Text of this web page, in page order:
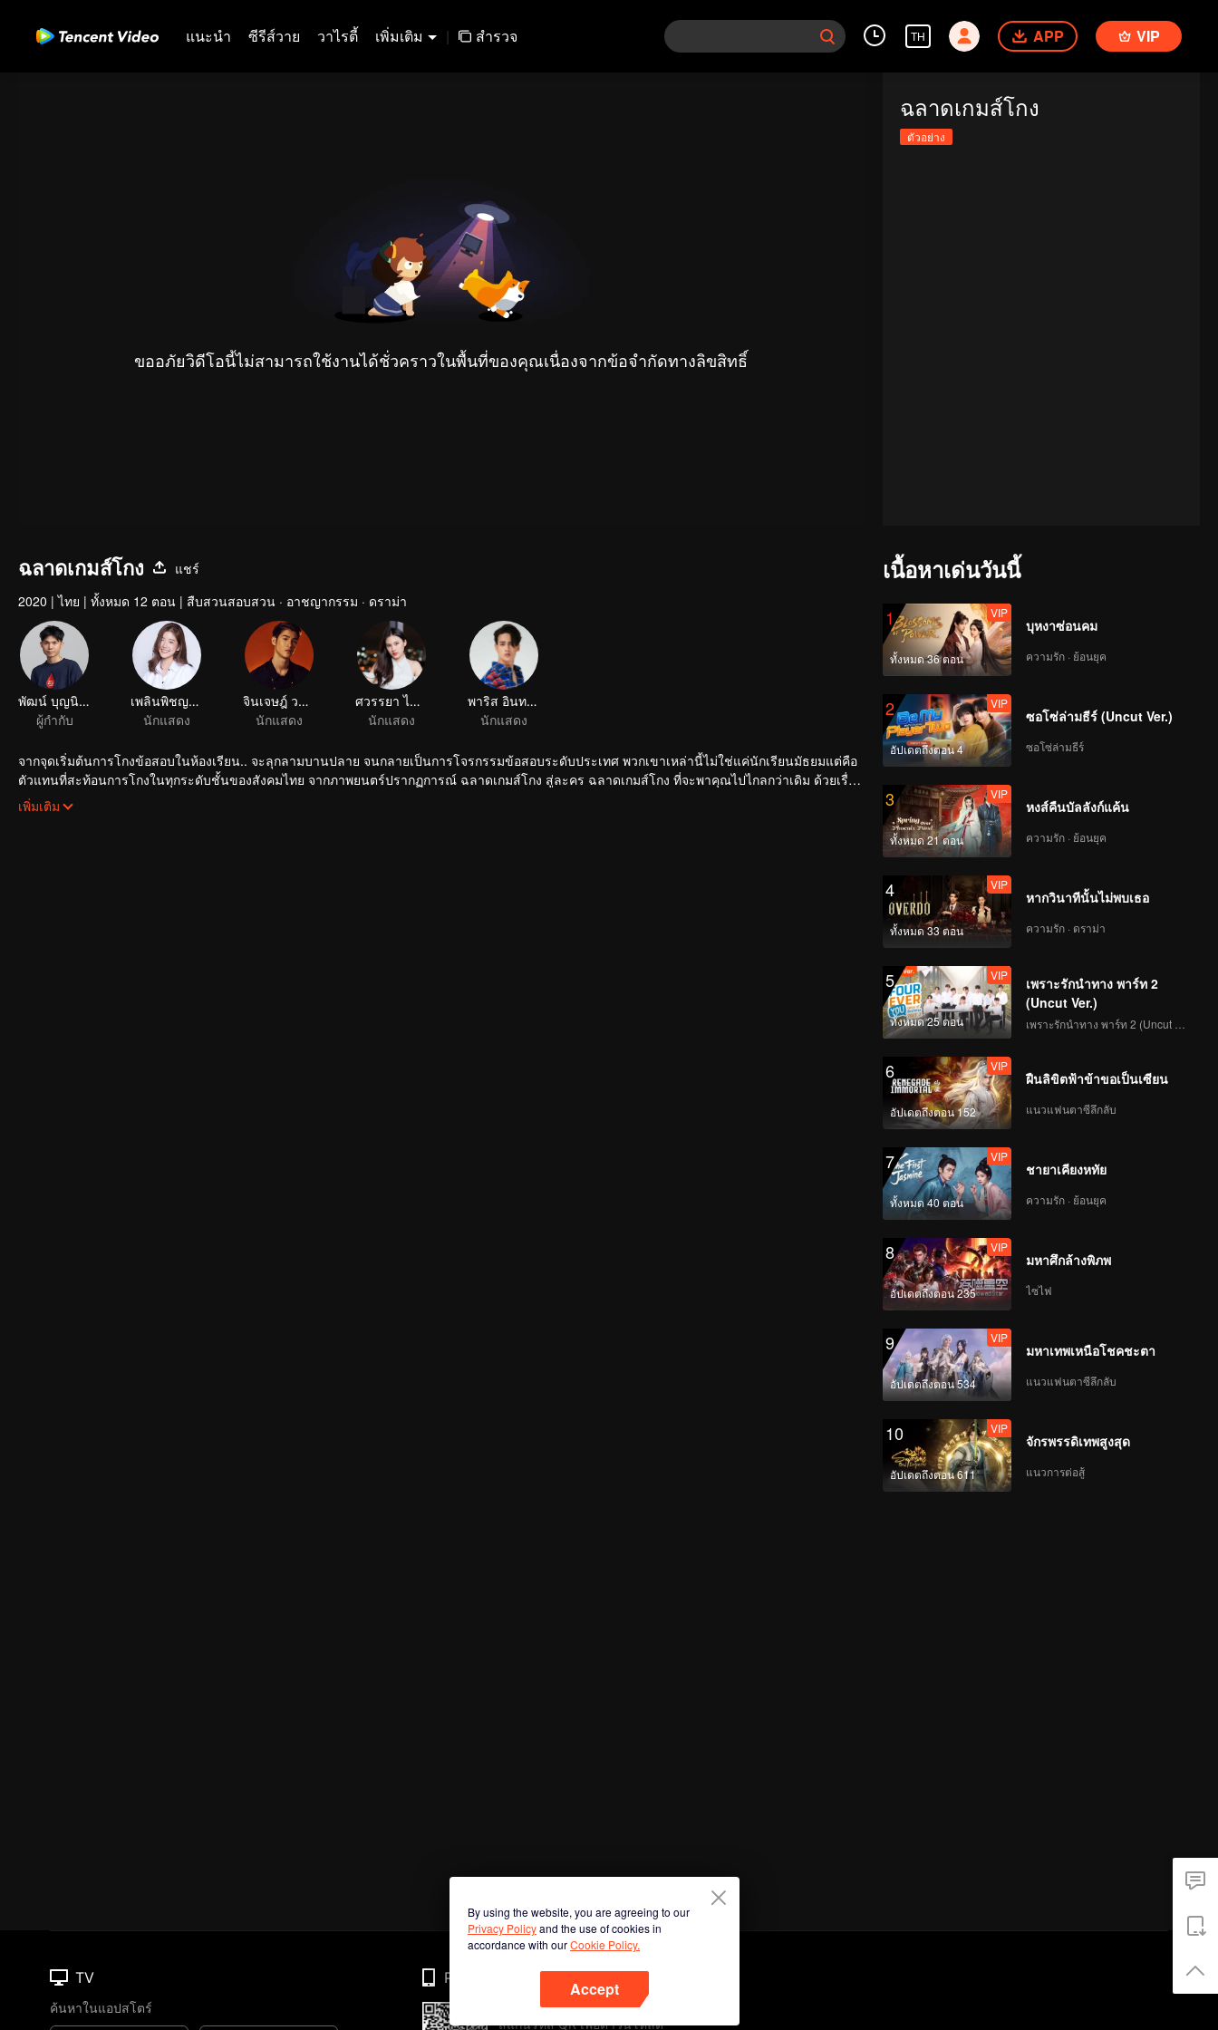
แนะนำ ซีรีส์วาย วาไรตี้ เพิ่มเติม | สำรวจ TH APP VIP
ขออภัยวิดีโอนี้ไม่สามารถใช้งานได้ชั่วคราวในพื้นที่ของคุณเนื่องจากข้อจำกัดทางลิขสิทธิ์
ฉลาดเกมส์โกง
ตัวอย่าง
ฉลาดเกมส์โกง
แชร์
2020 | ไทย | ทั้งหมด 12 ตอน | สืบสวนสอบสวน · อาชญากรรม · ดราม่า
พัฒน์ บุญนิธิพัฒน์
ผู้กำกับ
เพลินพิชญา โกมลารชุน
นักแสดง
จินเจษฎ์ วรรธนะสิน
นักแสดง
ศวรรยา ไพศาลพยัคฆ์
นักแสดง
พาริส อินทรโกมาลย์สุต
นักแสดง
จากจุดเริ่มต้นการโกงข้อสอบในห้องเรียน.. จะลุกลามบานปลาย จนกลายเป็นการโจรกรรมข้อสอบระดับประเทศ พวกเขาเหล่านี้ไม่ใช่แค่นักเรียนมัธยมแต่คือ
ตัวแทนที่สะท้อนการโกงในทุกระดับชั้นของสังคมไทย จากภาพยนตร์ปรากฏการณ์ ฉลาดเกมส์โกง สู่ละคร ฉลาดเกมส์โกง ที่จะพาคุณไปไกลกว่าเดิม ด้วยเรื่อง
ราว ตัวละคร และบทสรุป ที่ใหญ่กว่า ใหม่กว่า และท้าทายยิ่งกว่า!
เพิ่มเติม
เนื้อหาเด่นวันนี้
1
ทั้งหมด 36 ตอน
VIP
บุหงาซ่อนคม
ความรัก · ย้อนยุค
2
อัปเดตถึงตอน 4
VIP
ซอโซ่ล่ามธีร์ (Uncut Ver.)
ซอโซ่ล่ามธีร์
3
ทั้งหมด 21 ตอน
VIP
หงส์คืนบัลลังก์แค้น
ความรัก · ย้อนยุค
4
ทั้งหมด 33 ตอน
VIP
หากวินาทีนั้นไม่พบเธอ
ความรัก · ดราม่า
5
ทั้งหมด 25 ตอน
VIP
เพราะรักนำทาง พาร์ท 2
(Uncut Ver.)
6
อัปเดตถึงตอน 152
VIP
ฝืนลิขิตฟ้าข้าขอเป็นเซียน
แนวแฟนตาซีลึกลับ
7
ทั้งหมด 40 ตอน
VIP
ชายาเคียงหทัย
ความรัก · ย้อนยุค
8
อัปเดตถึงตอน 235
VIP
มหาศึกล้างพิภพ
ไซไฟ
9
อัปเดตถึงตอน 534
VIP
มหาเทพเหนือโชคชะตา
แนวแฟนตาซีลึกลับ
10
อัปเดตถึงตอน 611
VIP
จักรพรรดิเทพสูงสุด
แนวการต่อสู้
By using the website, you are agreeing to our
Privacy Policyand the use of cookies in
accordance with ourCookie Policy.
Accept
TV
ค้นหาในแอปสโตร์
Phone
สแกนรหัส QR เพื่อดาวน์โหลด